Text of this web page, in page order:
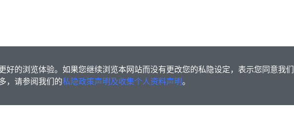
好的浏览体验。如果您继续浏览本网站而没有更改您的私隐设定，表示您同意我们
，请参阅我们的私隐政策声明及收集个人资料声明。